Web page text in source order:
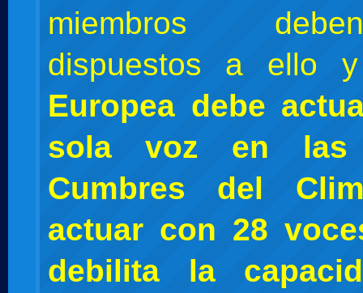
miembros
dispuestos a ello
Europea debe
sola voz en las
Cumbres del
actuar con 28
debilita la